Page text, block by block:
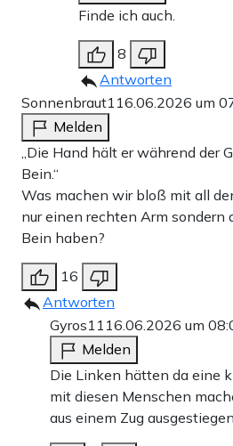
Finde ich auch.
8
Antworten
Sonnenbraut1 16.06.2026 um
Melden
„Die Hand hält er während der
Bein.“
Was machen wir bloß mit all
nur einen rechten Arm sondern
Bein haben?
16
Antworten
Gyros11 16.06.2026 um
Melden
Die Linken hätten da eine
mit diesen Menschen
aus einem Zug